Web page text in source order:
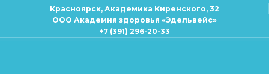
Красноярск, Академика Киренского, 32
ООО Академия здоровья «Эдельвейс»
+7 (391) 296-20-33